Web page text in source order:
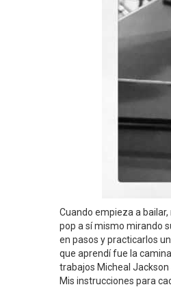
Cuando empieza a
pop a sí mismo mirando
en pasos y practicarlos
que aprendí fue la
trabajos Micheal
Mis instrucciones para